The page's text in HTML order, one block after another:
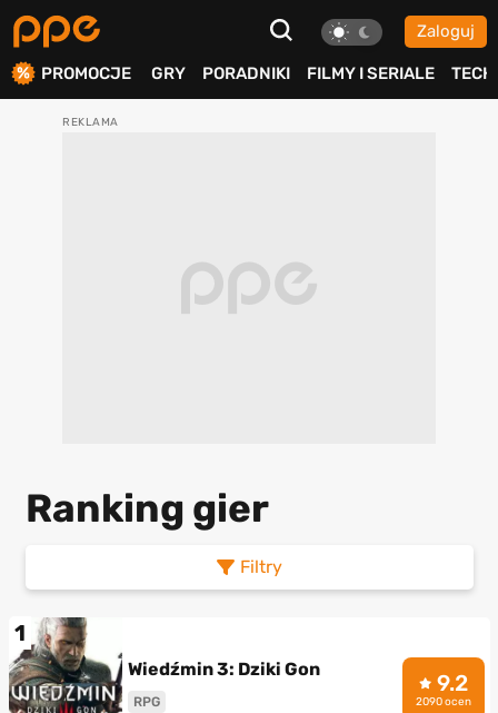
Zaloguj
PROMOCJE GRY PORADNIKI FILMY I SERIALE TECH
Ranking gier
Filtry
1
Wiedźmin 3: Dziki Gon
RPG
9.2
2090 ocen